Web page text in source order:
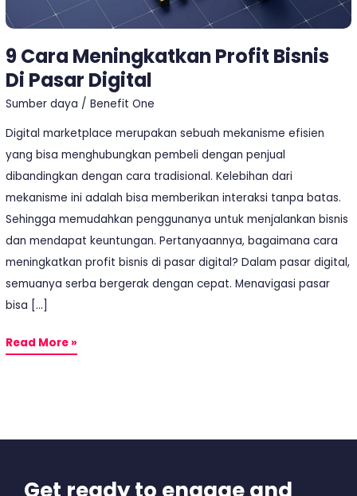
9 Cara Meningkatkan Profit Bisnis
Di Pasar Digital
Sumber daya /Benefit One
Digital marketplace merupakan sebuah mekanisme efisien
yang bisa menghubungkan pembeli dengan penjual
dibandingkan dengan cara tradisional. Kelebihan dari
mekanisme ini adalah bisa memberikan interaksi tanpa batas.
Sehingga memudahkan penggunanya untuk menjalankan bisnis
dan mendapat keuntungan. Pertanyaannya, bagaimana cara
meningkatkan profit bisnis di pasar digital? Dalam pasar digital,
semuanya serba bergerak dengan cepat. Menavigasi pasar
bisa […]
Read More »